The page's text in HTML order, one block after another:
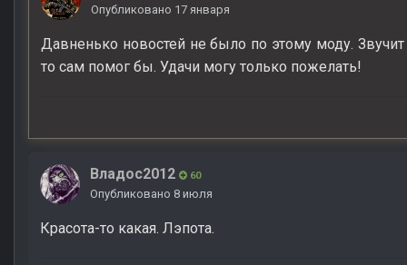
Опубликовано 17 января
Давненько новостей не было по этому моду.
то сам помог бы. Удачи могу только пожелать!
Владос2012 60
Опубликовано 8 июля
Красота-то какая. Лэпота.